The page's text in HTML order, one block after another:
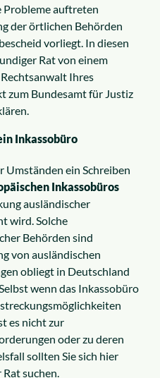
Probleme auftreten
der örtlichen Behörden
vorliegt. In diesen
Rat von einem
Ihres
zum Bundesamt für Justiz
Inkassobüro
Umständen ein Schreiben
Inkassobüros
ausländischer
wird. Solche
Behörden sind
von ausländischen
obliegt in Deutschland
wenn das Inkassobüro
es nicht zur
oder zu deren
sollten Sie sich hier
suchen.